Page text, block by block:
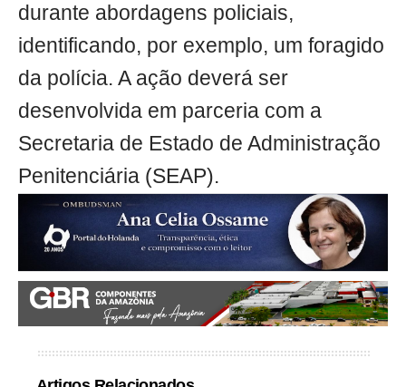
durante abordagens policiais,
identificando, por exemplo, um foragido
da polícia. A ação deverá ser
desenvolvida em parceria com a
Secretaria de Estado de Administração
Penitenciária (SEAP).